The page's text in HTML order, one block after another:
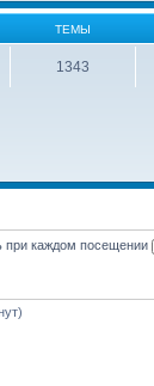
ТЕМЫ
1343
при каждом посещении